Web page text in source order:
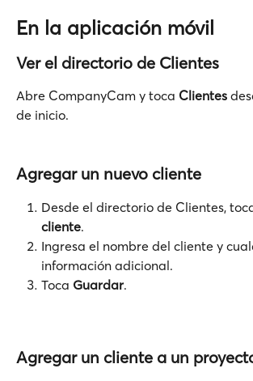
En la aplicación móvil
Ver el directorio de Clientes
Abre CompanyCam y toca Clientes
de inicio.
Agregar un nuevo cliente
Desde el directorio de Clientes,
cliente.
Ingresa el nombre del cliente y
información adicional.
Toca Guardar.
Agregar un cliente a un